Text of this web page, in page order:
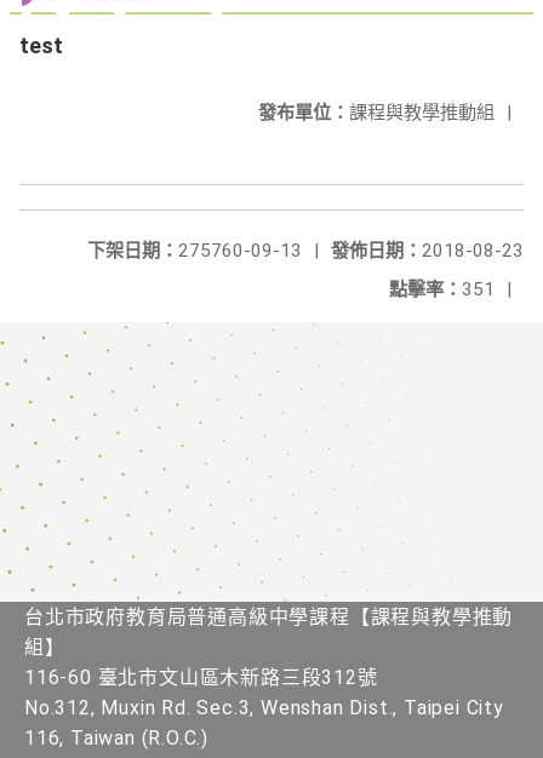
test
發布單位： 課程與教學推動組 |
發佈日期： 2018-08-23
下架日期： 275760-09-13
|
點擊率： 351 |
台北市政府教育局普通高級中學課程​【課程與教學推動
組】
116-60 臺北市文山區木新路三段312號
No.312, Muxin Rd. Sec.3, Wenshan Dist., Taipei City
116, Taiwan (R.O.C.)